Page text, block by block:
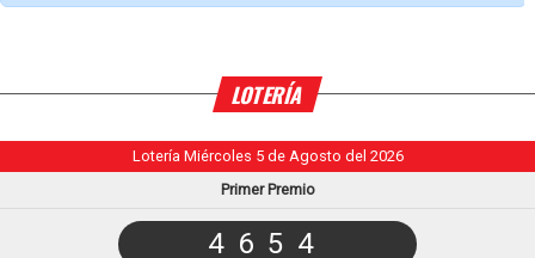
LOTERÍA
Lotería Miércoles 5 de Agosto del 2026
Primer Premio
4654